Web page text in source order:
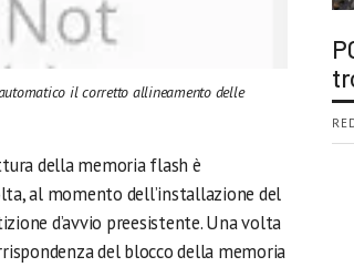
il corretto allineamento delle
della memoria flash è
al momento dell’installazione del
d’avvio preesistente. Una volta
del blocco della memoria